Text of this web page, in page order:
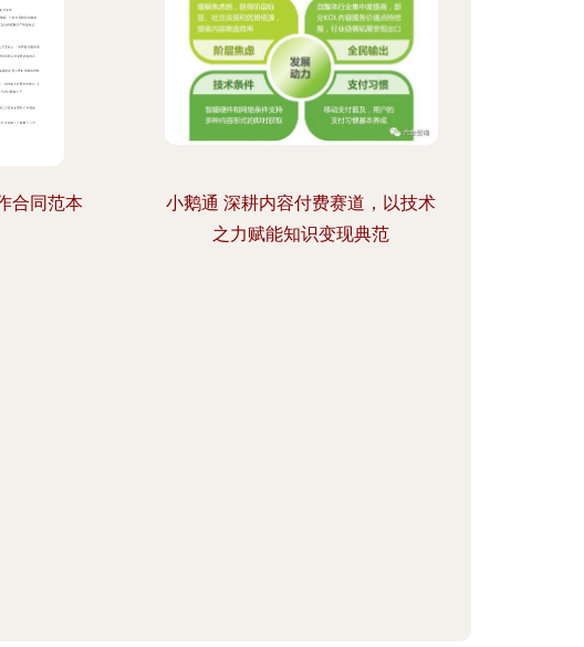
合同范本
小鹅通 深耕内容付费赛道，以技术
之力赋能知识变现典范